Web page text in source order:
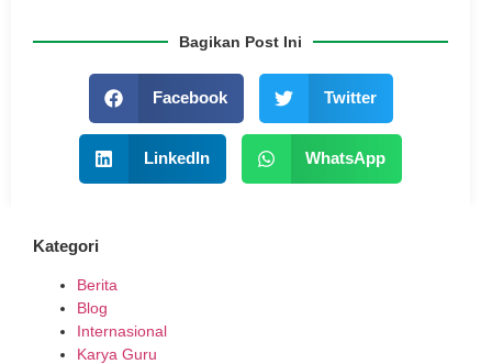
Bagikan Post Ini
Facebook Twitter
LinkedIn WhatsApp
Kategori
Berita
Blog
Internasional
Karya Guru